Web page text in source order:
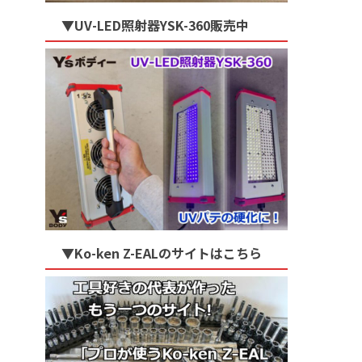
▼UV-LED照射器YSK-360販売中
▼Ko-ken Z-EALのサイトはこちら